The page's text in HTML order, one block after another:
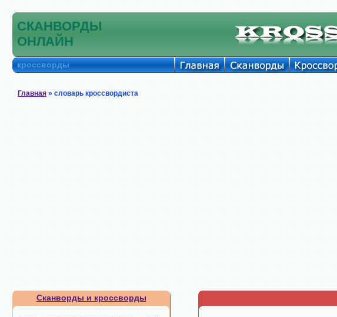
СКАНВОРДЫ
ОНЛАЙН
кроссворды
Главная » словарь кроссвордиста
Сканворды и кроссворды